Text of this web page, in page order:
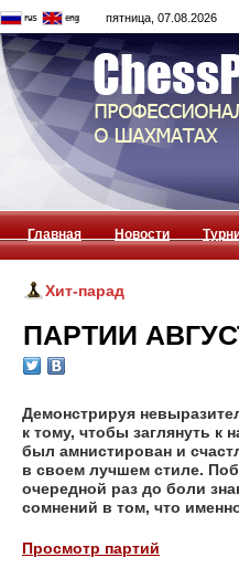
пятница, 07.08.2026
Главная Новости
Хит-парад
ПАРТИИ
Демонстрируя
к тому, чтобы заглянуть к
был амнистирован и
в своем лучшем стиле.
очередной раз до боли
сомнений в том, что
Просмотр партий